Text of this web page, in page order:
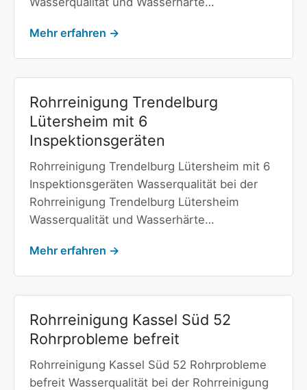
Mehr erfahren →
Rohrreinigung Trendelburg
Lütersheim mit 6
Inspektionsgeräten
Rohrreinigung Trendelburg Lütersheim mit 6
Inspektionsgeräten Wasserqualität bei der
Rohrreinigung Trendelburg Lütersheim
Wasserqualität und Wasserhärte…
Mehr erfahren →
Rohrreinigung Kassel Süd 52
Rohrprobleme befreit
Rohrreinigung Kassel Süd 52 Rohrprobleme
befreit Wasserqualität bei der Rohrreinigung